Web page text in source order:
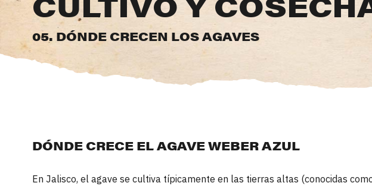
05. DÓNDE CRECEN LOS AGAVES
DÓNDE CRECE EL AGAVE WEBER AZUL
En Jalisco, el agave se cultiva típicamente en las tierras altas (conocidas